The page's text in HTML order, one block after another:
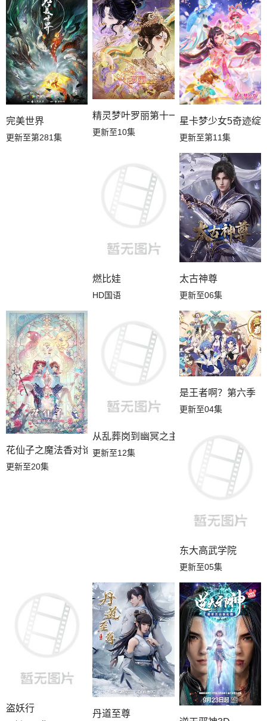
第17集 第16集 第15集
第14集 第13集 第12集
第11集 第10集 第09集
第07集
第05集 第03集
完美世界
更新至第281集
精灵梦叶罗丽第十一季（下）
更新至10集
星卡梦少女5奇迹绽
更新至第11集
燃比娃
HD国语
太古神尊
更新至06集
花仙子之魔法香对论
更新至20集
从乱葬岗到幽冥之主
更新至12集
是王者啊？第六季
更新至04集
东大高武学院
更新至05集
盗妖行
丹道至尊